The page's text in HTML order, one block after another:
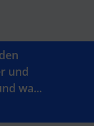
und
wa...